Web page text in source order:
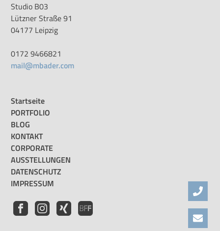
Studio B03
Lützner Straße 91
04177 Leipzig
0172 9466821
mail@mbader.com
Startseite
PORTFOLIO
BLOG
KONTAKT
CORPORATE
AUSSTELLUNGEN
DATENSCHUTZ
IMPRESSUM